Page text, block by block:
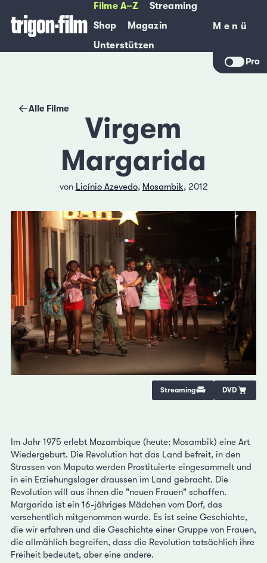
Filme A–Z
Streaming
Shop
Magazin
Unterstützen
Menü
Menü
Pro
Alle Filme
Virgem
Margarida
von Licínio Azevedo, Mosambik, 2012
Streaming DVD
Im Jahr 1975 erlebt Mozambique (heute: Mosambik) eine Art
Wiedergeburt. Die Revolution hat das Land befreit, in den
Strassen von Maputo werden Prostituierte eingesammelt und
in ein Erziehungslager draussen im Land gebracht. Die
Revolution will aus ihnen die "neuen Frauen" schaffen.
Margarida ist ein 16-jähriges Mädchen vom Dorf, das
versehentlich mitgenommen wurde. Es ist seine Geschichte,
die wir erfahren und die Geschichte einer Gruppe von Frauen,
die allmählich begreifen, dass die Revolution tatsächlich ihre
Freiheit bedeutet, aber eine andere.